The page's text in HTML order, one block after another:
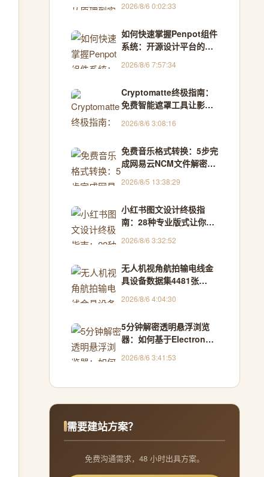
2026/8/6 0:02:33
如何快速掌握Penpot组件
系统：开源设计平台的终
2026/8/6 7:57:34
Cryptomatte终极指南：
免费智能遮罩工具让影视
2026/8/6 3:08:16
免费音乐格式转换：5步完
成网易云NCM文件解密，
方案
2026/8/5 13:38:29
小红书图文设计终极指
南：28种专业版式让你的
2026/8/6 3:32:52
无人机视角航拍输电线金
具设备数据集4481张
2026/8/6 4:04:30
5分钟解密透明悬浮浏览
器：如何基于Electron构
2026/8/6 3:41:53
需要建站方案？
免费沟通需求，48 小时出具方案。